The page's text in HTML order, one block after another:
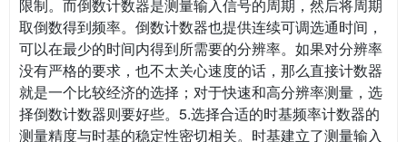
限制。而倒数计数器是测量输入信号的周期，然后将周期
取倒数得到频率。倒数计数器也提供连续可调选通时间，
可以在最少的时间内得到所需要的分辨率。如果对分辨率
没有严格的要求，也不太关心速度的话，那么直接计数器
就是一个比较经济的选择；对于快速和高分辨率测量，选
择倒数计数器则要好些。5.选择合适的时基频率计数器的
测量精度与时基的稳定性密切相关。时基建立了测量输入